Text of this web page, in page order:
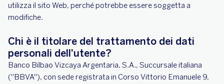
utilizza il sito Web, perché potrebbe essere soggetta a
modifiche.
Chi è il titolare del trattamento dei dati
personali dell'utente?
Banco Bilbao Vizcaya Argentaria, S.A., Succursale italiana
("BBVA"), con sede registrata in Corso Vittorio Emanuele 9,